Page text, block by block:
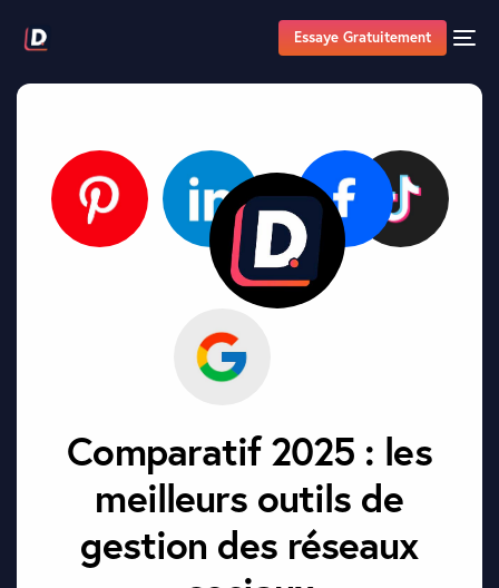
Essaye Gratuitement
Comparatif 2025 : les
meilleurs outils de
gestion des réseaux